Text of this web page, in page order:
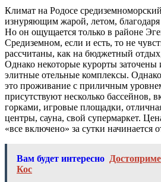
Климат на Родосе
изнуряющим жарой, летом, благодаря
Но он ощущается только в районе
Средиземном, если и есть, то не
рассчитаны, как на бюджетный
Однако некоторые курорты заточены
элитные отельные комплексы.
это проживание с приличным
присутствуют несколько бассейнов,
горками, игровые площадки,
центры, сауна, свой супермаркет.
«все включено» за сутки начинается
Вам будет интересно
Кос